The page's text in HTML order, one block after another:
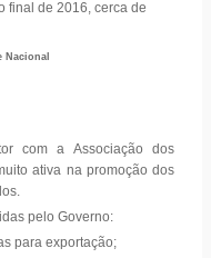
final de 2016, cerca de
Nacional
com a Associação dos
ativa na promoção dos
pelo Governo:
para exportação;